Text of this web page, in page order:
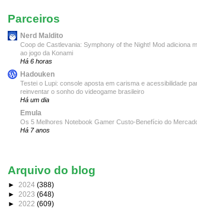
Parceiros
Nerd Maldito
Coop de Castlevania: Symphony of the Night! Mod adiciona
ao jogo da Konami
Há 6 horas
Hadouken
Testei o Lupi: console aposta em carisma e acessibilidade
reinventar o sonho do videogame brasileiro
Há um dia
Emula
Os 5 Melhores Notebook Gamer Custo-Benefício do
Há 7 anos
Arquivo do blog
► 2024 (388)
► 2023 (648)
► 2022 (609)